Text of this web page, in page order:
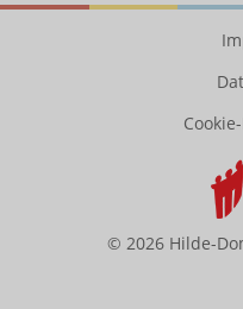
© 2026 Hilde-